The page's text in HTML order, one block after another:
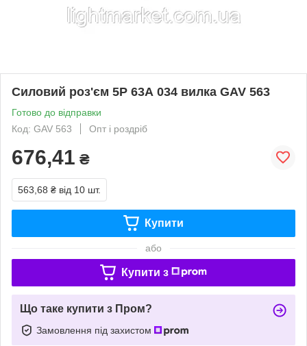
Силовий роз'єм 5Р 63А 034 вилка GAV 563
Готово до відправки
Код: GAV 563
Опт і роздріб
676,41 ₴
563,68 ₴ від 10 шт.
Купити
або
Купити з
Що таке купити з Пром?
Замовлення під захистом